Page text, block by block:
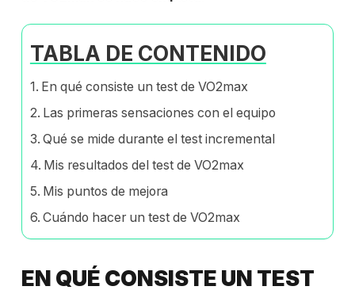
TABLA DE CONTENIDO
En qué consiste un test de VO2max
Las primeras sensaciones con el equipo
Qué se mide durante el test incremental
Mis resultados del test de VO2max
Mis puntos de mejora
Cuándo hacer un test de VO2max
EN QUÉ CONSISTE UN TEST